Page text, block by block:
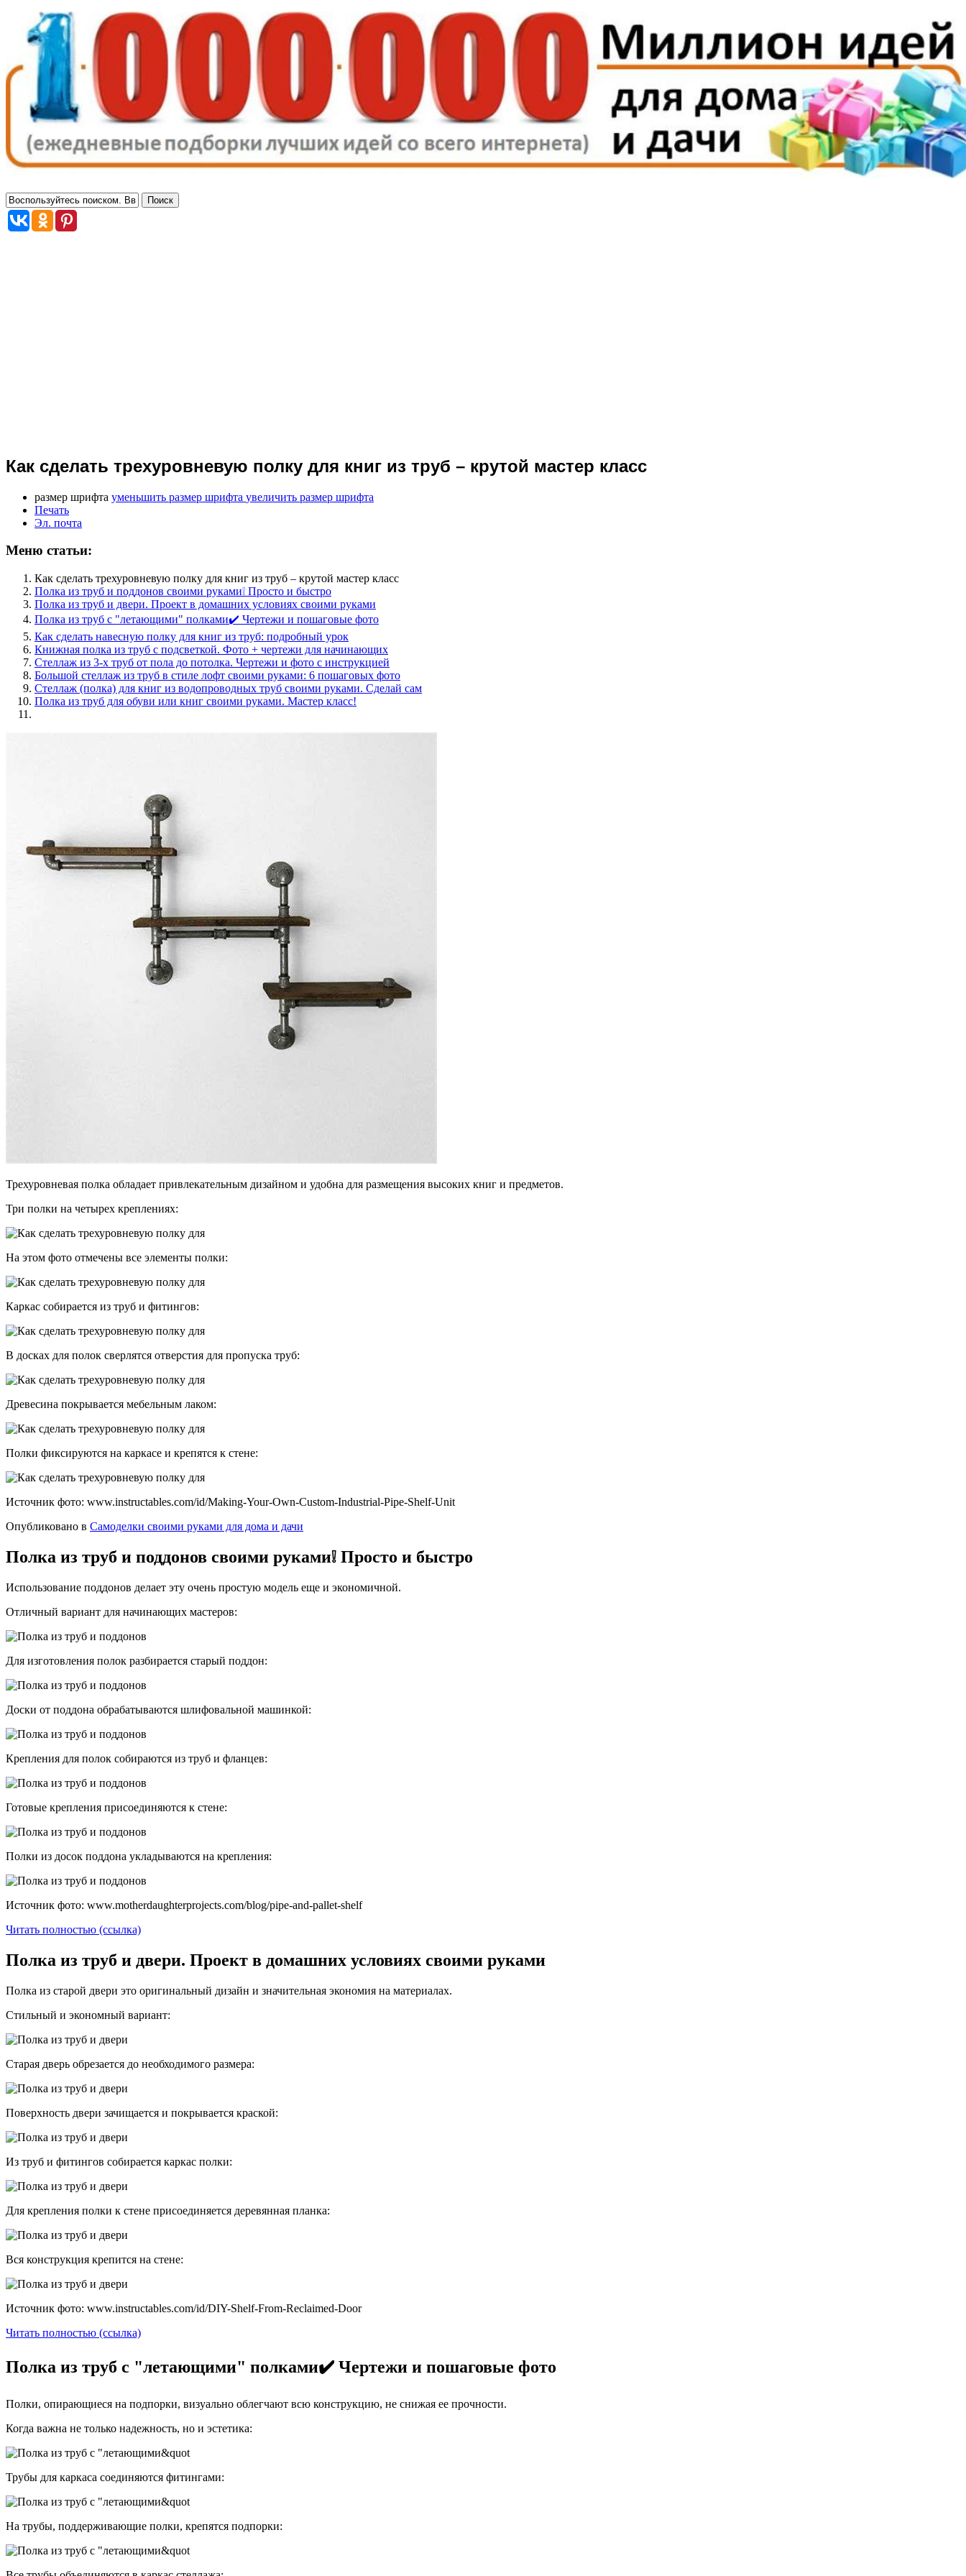
Как сделать трехуровневую полку для книг из труб – крутой мастер класс
размер шрифта уменьшить размер шрифта увеличить размер шрифта
Печать
Эл. почта
Меню статьи:
Как сделать трехуровневую полку для книг из труб – крутой мастер класс
Полка из труб и поддонов своими руками❕ Просто и быстро
Полка из труб и двери. Проект в домашних условиях своими руками
Полка из труб с "летающими" полками✔️ Чертежи и пошаговые фото
Как сделать навесную полку для книг из труб: подробный урок
Книжная полка из труб с подсветкой. Фото + чертежи для начинающих
Стеллаж из 3-х труб от пола до потолка. Чертежи и фото с инструкцией
Большой стеллаж из труб в стиле лофт своими руками: 6 пошаговых фото
Стеллаж (полка) для книг из водопроводных труб своими руками. Сделай сам
Полка из труб для обуви или книг своими руками. Мастер класс!
Трехуровневая полка обладает привлекательным дизайном и удобна для размещения высоких книг и предметов.
Три полки на четырех креплениях:
На этом фото отмечены все элементы полки:
Каркас собирается из труб и фитингов:
В досках для полок сверлятся отверстия для пропуска труб:
Древесина покрывается мебельным лаком:
Полки фиксируются на каркасе и крепятся к стене:
Источник фото: www.instructables.com/id/Making-Your-Own-Custom-Industrial-Pipe-Shelf-Unit
Опубликовано в Самоделки своими руками для дома и дачи
Полка из труб и поддонов своими руками❕ Просто и быстро
Использование поддонов делает эту очень простую модель еще и экономичной.
Отличный вариант для начинающих мастеров:
Для изготовления полок разбирается старый поддон:
Доски от поддона обрабатываются шлифовальной машинкой:
Крепления для полок собираются из труб и фланцев:
Готовые крепления присоединяются к стене:
Полки из досок поддона укладываются на крепления:
Источник фото: www.motherdaughterprojects.com/blog/pipe-and-pallet-shelf
Читать полностью (ссылка)
Полка из труб и двери. Проект в домашних условиях своими руками
Полка из старой двери это оригинальный дизайн и значительная экономия на материалах.
Стильный и экономный вариант:
Старая дверь обрезается до необходимого размера:
Поверхность двери зачищается и покрывается краской:
Из труб и фитингов собирается каркас полки:
Для крепления полки к стене присоединяется деревянная планка:
Вся конструкция крепится на стене:
Источник фото: www.instructables.com/id/DIY-Shelf-From-Reclaimed-Door
Читать полностью (ссылка)
Полка из труб с "летающими" полками✔️ Чертежи и пошаговые фото
Полки, опирающиеся на подпорки, визуально облегчают всю конструкцию, не снижая ее прочности.
Когда важна не только надежность, но и эстетика:
Трубы для каркаса соединяются фитингами:
На трубы, поддерживающие полки, крепятся подпорки: